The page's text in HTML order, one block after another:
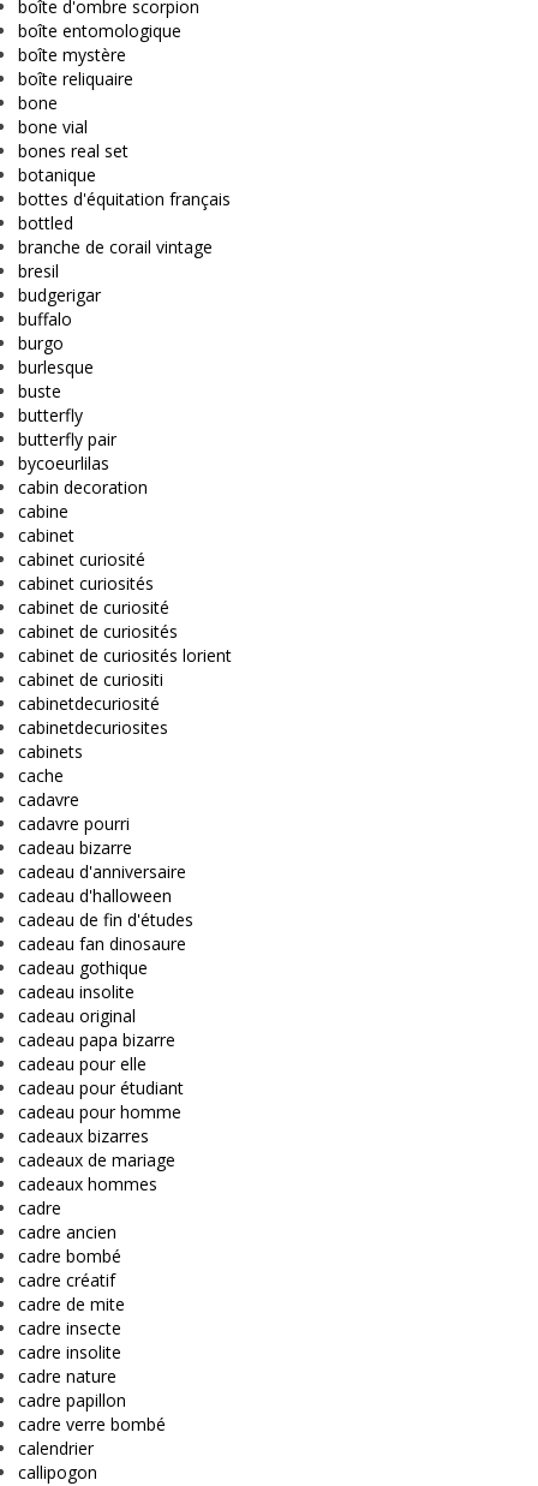
boîte d'ombre scorpion
boîte entomologique
boîte mystère
boîte reliquaire
bone
bone vial
bones real set
botanique
bottes d'équitation français
bottled
branche de corail vintage
bresil
budgerigar
buffalo
burgo
burlesque
buste
butterfly
butterfly pair
bycoeurlilas
cabin decoration
cabine
cabinet
cabinet curiosité
cabinet curiosités
cabinet de curiosité
cabinet de curiosités
cabinet de curiosités lorient
cabinet de curiositi
cabinetdecuriosité
cabinetdecuriosites
cabinets
cache
cadavre
cadavre pourri
cadeau bizarre
cadeau d'anniversaire
cadeau d'halloween
cadeau de fin d'études
cadeau fan dinosaure
cadeau gothique
cadeau insolite
cadeau original
cadeau papa bizarre
cadeau pour elle
cadeau pour étudiant
cadeau pour homme
cadeaux bizarres
cadeaux de mariage
cadeaux hommes
cadre
cadre ancien
cadre bombé
cadre créatif
cadre de mite
cadre insecte
cadre insolite
cadre nature
cadre papillon
cadre verre bombé
calendrier
callipogon